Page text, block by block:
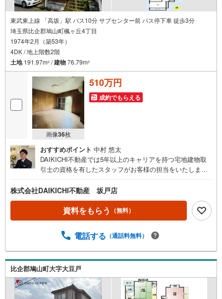
東武東上線 「高坂」駅 バス10分 サブセンター前 バス停下車 徒歩3分
埼玉県比企郡鳩山町楓ヶ丘4丁目
1974年2月（築53年）
4DK / 地上階数2階
土地191.97m2 /建物76.79m2
画像36枚
510万円
成約でもらえる
おすすめポイント 中村 悠太
DAIKICHI不動産では5年以上のキャリアを持つ宅地建物取
引士の資格を有したスタッフがお客様の担当をいたしま
すので、安心、安全のお取引ができる事をお約束いたしま
す。住宅ローンや火災保険、ライフライン（電気、ガス、
水道等）や税金の控除手続きまで、不動産購入に関わる全
ての手続きを私共がサポートいたします。お客様のご不明
物件以外にかかる諸経費について、「どこに、なんで、い
わせください。
株式会社DAIKICHI不動産 坂戸店
資料をもらう （無料）
電話する （通話料無料）
比企郡鳩山町大字大豆戸